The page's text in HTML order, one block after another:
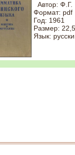
Автор:
Формат: pdf
Год: 1961
Размер:
Язык: